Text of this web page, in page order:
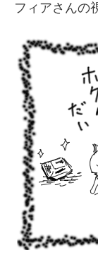
フィアさんの